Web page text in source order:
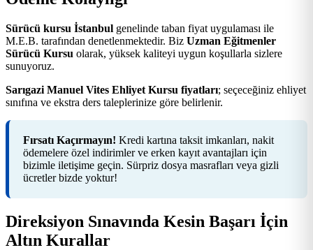
Sürücü kursu İstanbul genelinde taban fiyat uygulaması ile
M.E.B. tarafından denetlenmektedir. Biz Uzman Eğitmenler
Sürücü Kursu olarak, yüksek kaliteyi uygun koşullarla sizlere
sunuyoruz.
Sarıgazi Manuel Vites Ehliyet Kursu fiyatları; seçeceğiniz ehliyet
sınıfına ve ekstra ders taleplerinize göre belirlenir.
Fırsatı Kaçırmayın! Kredi kartına taksit imkanları, nakit
ödemelere özel indirimler ve erken kayıt avantajları için
bizimle iletişime geçin. Sürpriz dosya masrafları veya gizli
ücretler bizde yoktur!
Direksiyon Sınavında Kesin Başarı İçin
Altın Kurallar